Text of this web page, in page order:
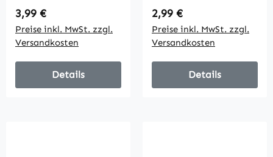
Plastik,
28mmx1500mm
Regulärer Preis:
3,99 €
Preise inkl. MwSt. zzgl.
Versandkosten
Details
Regulärer Preis:
2,99 €
Preise inkl. MwSt. zzgl.
Versandkosten
Details